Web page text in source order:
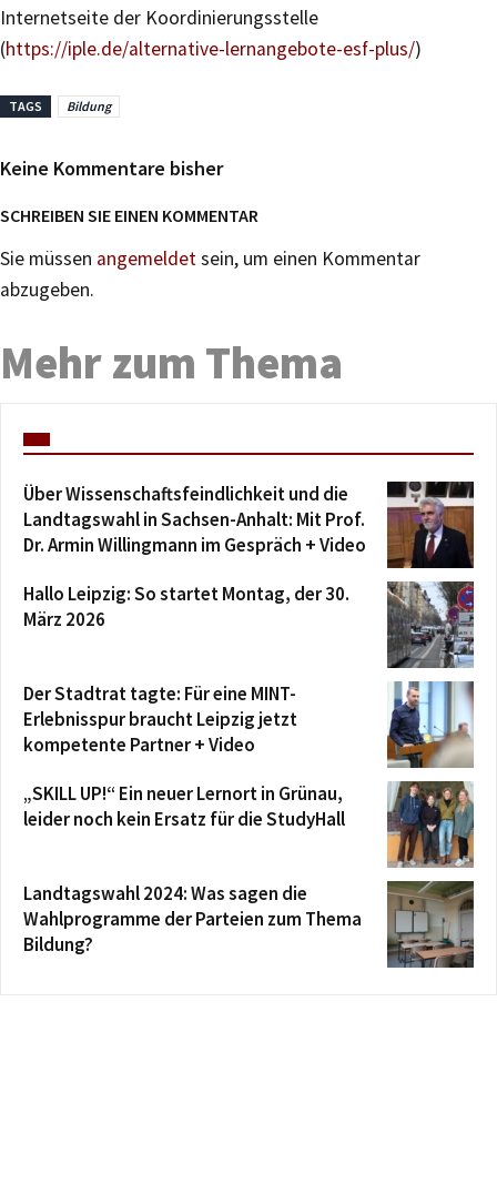
Internetseite der Koordinierungsstelle
(https://iple.de/alternative-lernangebote-esf-plus/)
TAGS Bildung
Keine Kommentare bisher
SCHREIBEN SIE EINEN KOMMENTAR
Sie müssen angemeldetsein, um einen Kommentar
abzugeben.
Mehr zum Thema
Über Wissenschaftsfeindlichkeit und die
Landtagswahl in Sachsen-Anhalt: Mit Prof.
Dr. Armin Willingmann im Gespräch + Video
Hallo Leipzig: So startet Montag, der 30.
März 2026
Der Stadtrat tagte: Für eine MINT-
Erlebnisspur braucht Leipzig jetzt
kompetente Partner + Video
„SKILL UP!“ Ein neuer Lernort in Grünau,
leider noch kein Ersatz für die StudyHall
Landtagswahl 2024: Was sagen die
Wahlprogramme der Parteien zum Thema
Bildung?